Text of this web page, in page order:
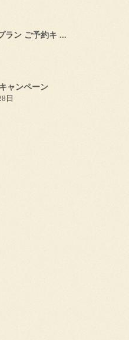
ラン ご予約キ ...
ャンペーン
日